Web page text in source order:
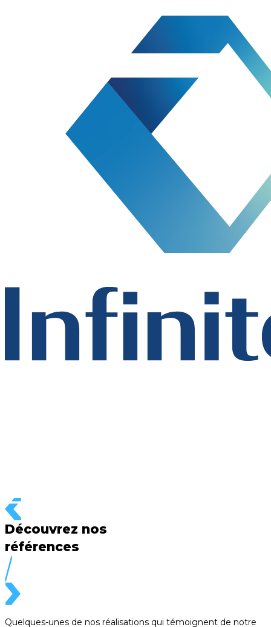
Découvrez nos
références
Quelques-unes de nos réalisations qui témoignent de notre